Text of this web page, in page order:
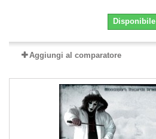
Disponibile
Aggiungi al comparatore